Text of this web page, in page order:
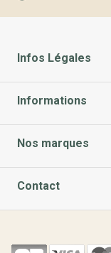
Infos Légales
Informations
Nos marques
Contact